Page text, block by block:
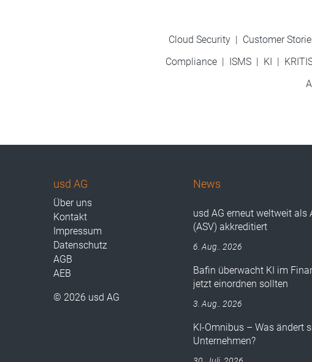
Cloud Security | Customer
Compliance| ISMS| KI |
usd AG
Über uns
Kontakt
Impressum
Datenschutz
AGB
AEB
© 2026 usd AG
News
usd AG erneut weltweit als
(ASV) akkreditiert
6. Aug.. 2026
Bafin überwacht KI im
jetzt einordnen sollten
3. Aug.. 2026
KI-Omnibus – Was ändert
Unternehmen?